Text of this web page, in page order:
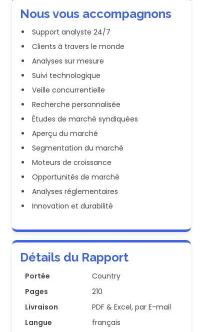
Nous vous accompagnons
Support analyste 24/7
Clients à travers le monde
Analyses sur mesure
Suivi technologique
Veille concurrentielle
Recherche personnalisée
Études de marché syndiquées
Aperçu du marché
Segmentation du marché
Moteurs de croissance
Opportunités de marché
Analyses réglementaires
Innovation et durabilité
Détails du Rapport
Portée
Country
Pages
210
Livraison
PDF & Excel, par E-mail
Langue
français